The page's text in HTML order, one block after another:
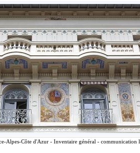
Alpes-Côte d'Azur - Inventaire général -